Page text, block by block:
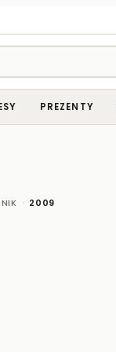
PREZENTY
› 2009